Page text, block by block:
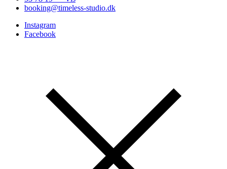
booking@timeless-studio.dk
Instagram
Facebook